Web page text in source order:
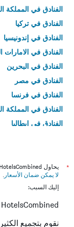
الفنادق في المملكة
الفنادق في تركيا
الفنادق في إندونيسيا
الفنادق في الامارات
الفنادق في البحرين
الفنادق في مصر
الفنادق في فرنسا
الفنادق في المملكة
الفنادق في إيطاليا
*
يحاول HotelsCombined بشكل دائم الحصول على الأسعار الدقيقة، ولكن
لا يمكن ضمان الأسعار .
إليك السبب:
HotelsCombined ليس البائع
نقوم بتجميع